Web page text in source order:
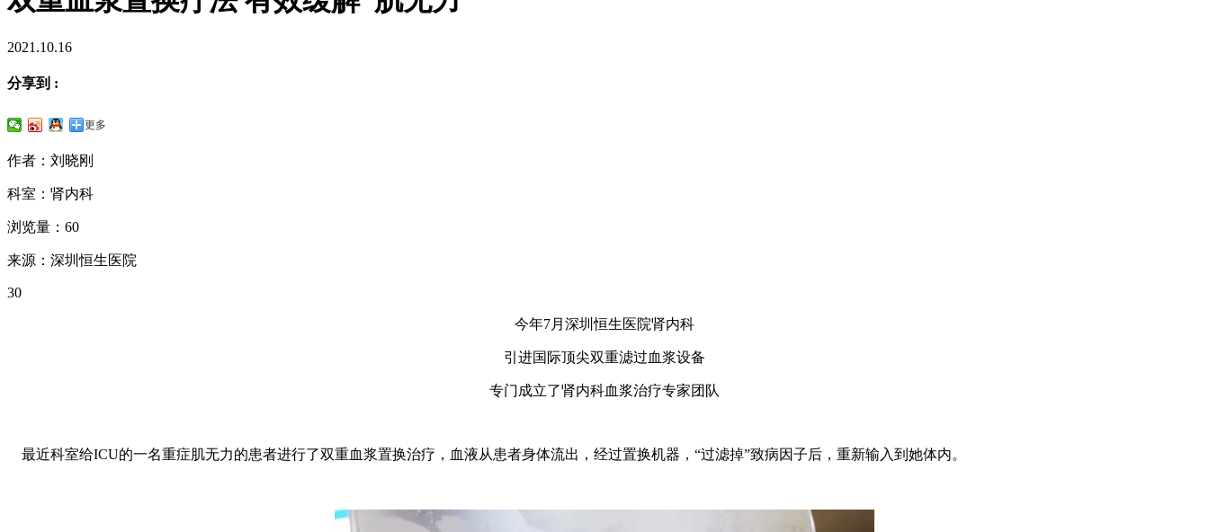
2021.10.16
分享到 :
更多
作者：刘晓刚
科室：肾内科
浏览量：60
来源：深圳恒生医院
30
今年7月深圳恒生医院肾内科
引进国际顶尖双重滤过血浆设备
专门成立了肾内科血浆治疗专家团队
最近科室给ICU的一名重症肌无力的患者进行了双重血浆置换治疗，血液从患者身体流出，经过置换机器，“过滤掉”致病因子后，重新输入到她体内。